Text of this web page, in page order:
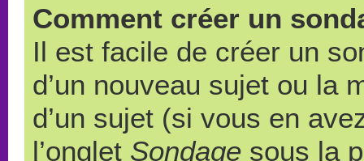
Comment créer un
Il est facile de créer un
d’un nouveau sujet ou la
d’un sujet (si vous en
l’onglet Sondage sous la